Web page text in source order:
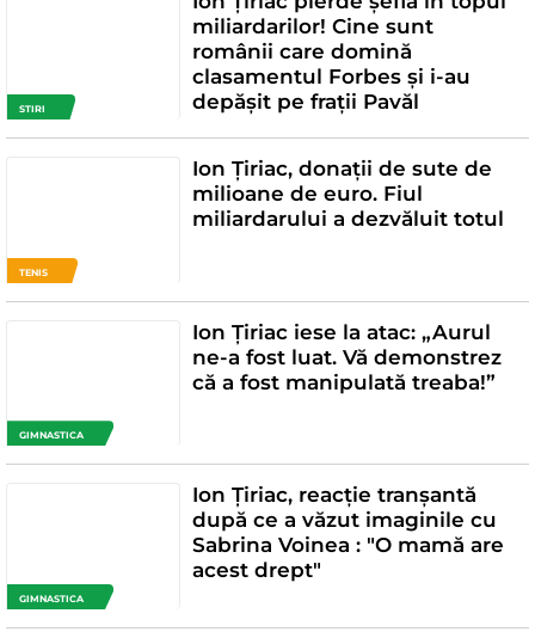
STIRI
miliardarilor! Cine sunt
românii care domină
clasamentul Forbes și i-au
depășit pe frații Pavăl
TENIS
Ion Țiriac, donații de sute de
milioane de euro. Fiul
miliardarului a dezvăluit totul
GIMNASTICA
Ion Țiriac iese la atac: „Aurul
ne-a fost luat. Vă demonstrez
că a fost manipulată treaba!”
GIMNASTICA
Ion Țiriac, reacție tranșantă
după ce a văzut imaginile cu
Sabrina Voinea : "O mamă are
acest drept"